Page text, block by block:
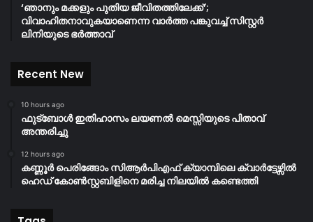
‘ഞാനും മക്കളും പുതിയ ജീവിതത്തിലേക്ക്’;
വിവാഹിതനാവുകയാണെന്ന വാർത്ത പങ്കുവച്ച് സിസ്റ്റർ
ലിനിയുടെ ഭർത്താവ്
Recent New
10 hours ago
ഫുട്ബോൾ ഇതിഹാസം ലയണൽ മെസ്സിയുടെ പിതാവ്
അന്തരിച്ചു
12 hours ago
കണ്ണൂർ പെരിങ്ങോം സിആർപിഎഫ് ക്യാമ്പിലെ ക്വാർട്ടേഴ്സിൽ
ഹെഡ് കോൺസ്റ്റബിളിനെ മരിച്ച നിലയിൽ കണ്ടെത്തി